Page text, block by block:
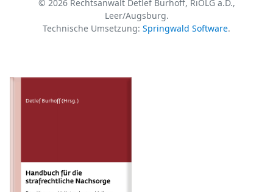
© 2026 Rechtsanwalt Detlef Burhoff, RiOLG a.D.,
Leer/Augsburg.
Technische Umsetzung: Springwald Software.